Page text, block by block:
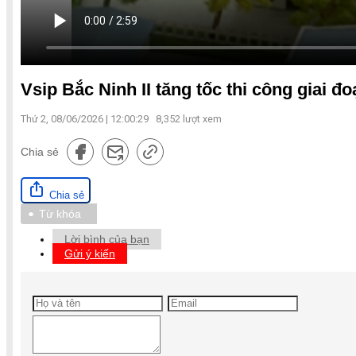
Vsip Bắc Ninh II tăng tốc thi công giai
Thứ 2, 08/06/2026 | 12:00:29 8,352 lượt xem
Chia sẻ
Chia sẻ
Từ khóa
Lời bình của bạn
Gửi ý kiến